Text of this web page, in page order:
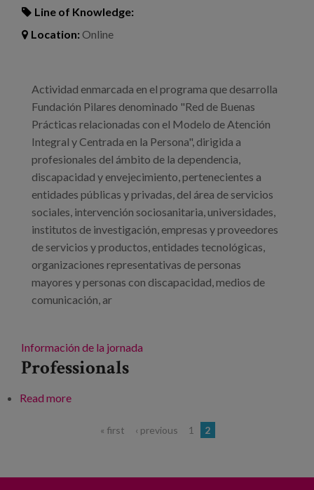
Line of Knowledge:
Location:Online
Actividad enmarcada en el programa que desarrolla
Fundación Pilares denominado "Red de Buenas
Prácticas relacionadas con el Modelo de Atención
Integral y Centrada en la Persona", dirigida a
profesionales del ámbito de la dependencia,
discapacidad y envejecimiento, pertenecientes a
entidades públicas y privadas, del área de servicios
sociales, intervención sociosanitaria, universidades,
institutos de investigación, empresas y proveedores
de servicios y productos, entidades tecnológicas,
organizaciones representativas de personas
mayores y personas con discapacidad, medios de
comunicación, ar
Información de la jornada
Professionals
Read moreabout Jornada técnica “Diálogos sobre innovación
« first ‹ previous 1 2